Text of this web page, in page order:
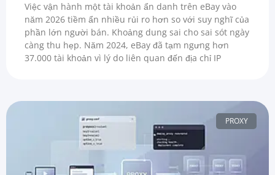
Việc vận hành một tài khoản ẩn danh trên eBay vào
năm 2026 tiềm ẩn nhiều rủi ro hơn so với suy nghĩ của
phần lớn người bán. Khoảng dung sai cho sai sót ngày
càng thu hẹp. Năm 2024, eBay đã tạm ngưng hơn
37.000 tài khoản vì lý do liên quan đến địa chỉ IP
PROXY